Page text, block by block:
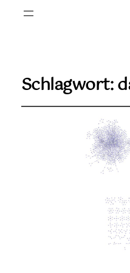
Schlagwort: